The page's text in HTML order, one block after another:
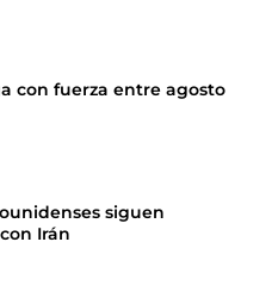
con fuerza entre agosto
siguen
Irán